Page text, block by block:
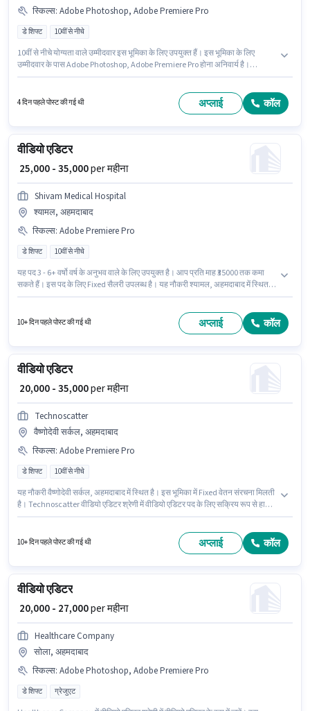
स्किल्स: Adobe Photoshop, Adobe Premiere Pro
डे शिफ्ट 10वीं से नीचे
10वीं से नीचे योग्यता वाले उम्मीदवार इस भूमिका के लिए उपयुक्त हैं। इस भूमिका के लिए
उम्मीदवार के पास Adobe Photoshop, Adobe Premiere Pro होना अनिवार्य है।
की है, डे शिफ्ट के साथ और 6 days working प्रति सप्ताह है। यह वैकेंसी सीजी रोड,
4 दिन पहले पोस्ट की गई थी अप्लाई कॉल
वीडियो एडिटर
₹ 25,000 - 35,000per महीना
Shivam Medical Hospital
श्यामल, अहमदाबाद
स्किल्स: Adobe Premiere Pro
डे शिफ्ट 10वीं से नीचे
यह पद 3 - 6+ वर्षो वर्ष के अनुभव वाले के लिए उपयुक्त है। आप प्रति माह ₹35000 तक कमा
सकते हैं। इस पद के लिए Fixed सैलरी उपलब्ध है। यह नौकरी श्यामल, अहमदाबाद में स्थित
नीचे योग्यता वाले उम्मीदवार इस भूमिका के लिए उपयुक्त हैं।
10+ दिन पहले पोस्ट की गई थी अप्लाई कॉल
वीडियो एडिटर
₹ 20,000 - 35,000per महीना
Technoscatter
वैष्णोदेवी सर्कल, अहमदाबाद
स्किल्स: Adobe Premiere Pro
डे शिफ्ट 10वीं से नीचे
यह नौकरी वैष्णोदेवी सर्कल, अहमदाबाद में स्थित है। इस भूमिका में Fixed वेतन संरचना मिलती
है। Technoscatter वीडियो एडिटर श्रेणी में वीडियो एडिटर पद के लिए सक्रिय रूप से हायर
है, जिसमें डे शिफ्ट और 6 days working प्रति सप्ताह है।
10+ दिन पहले पोस्ट की गई थी अप्लाई कॉल
वीडियो एडिटर
₹ 20,000 - 27,000per महीना
Healthcare Company
सोला, अहमदाबाद
स्किल्स: Adobe Photoshop, Adobe Premiere Pro
डे शिफ्ट ग्रेजुएट